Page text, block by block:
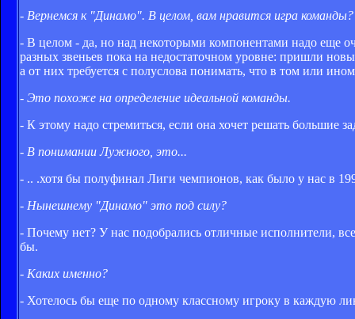
- Вернемся к "Динамо". В целом, вам нравится игра команды?
- В целом - да, но над некоторыми компонентами надо еще
разных звеньев пока на недостаточном уровне: пришли
а от них требуется с полуслова понимать, что в том или
- Это похоже на определение идеальной команды.
- К этому надо стремиться, если она хочет решать большие
- В понимании Лужного, это...
- .. .хотя бы полуфинал Лиги чемпионов, как было у нас в
- Нынешнему "Динамо" это под силу?
- Почему нет? У нас подобрались отличные исполнители,
бы.
- Каких именно?
- Хотелось бы еще по одному классному игроку в каждую